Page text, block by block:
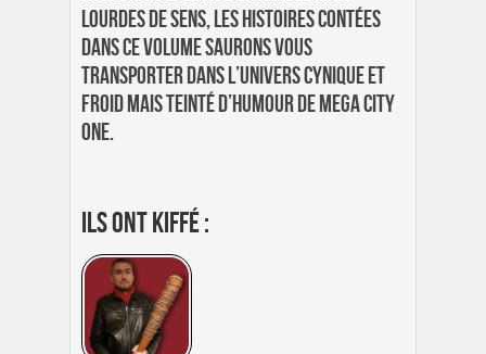
lourdes de sens, les histoires contées
dans ce volume saurons vous
transporter dans l’univers cynique et
froid mais teinté d’humour de Mega City
One.
Ils ont kiffé :